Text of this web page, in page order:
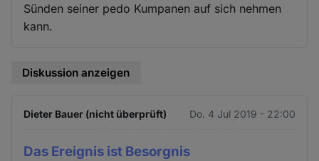
Sünden seiner pedo Kumpanen auf sich nehmen
kann.
Diskussion anzeigen
Dieter Bauer (nicht überprüft) Do. 4 Jul 2019 - 22:00
Das Ereignis ist Besorgnis